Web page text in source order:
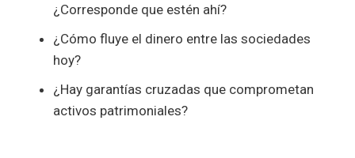
¿Corresponde que estén ahí?
¿Cómo fluye el dinero entre las sociedades
hoy?
¿Hay garantías cruzadas que comprometan
activos patrimoniales?